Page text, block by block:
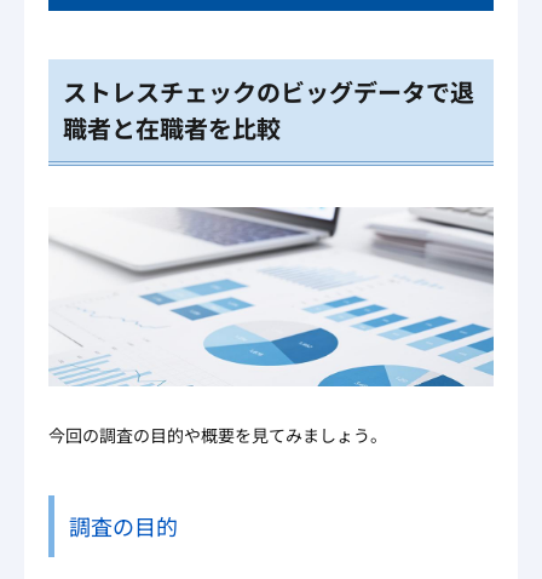
ストレスチェックのビッグデータで退
職者と在職者を比較
今回の調査の目的や概要を見てみましょう。
調査の目的